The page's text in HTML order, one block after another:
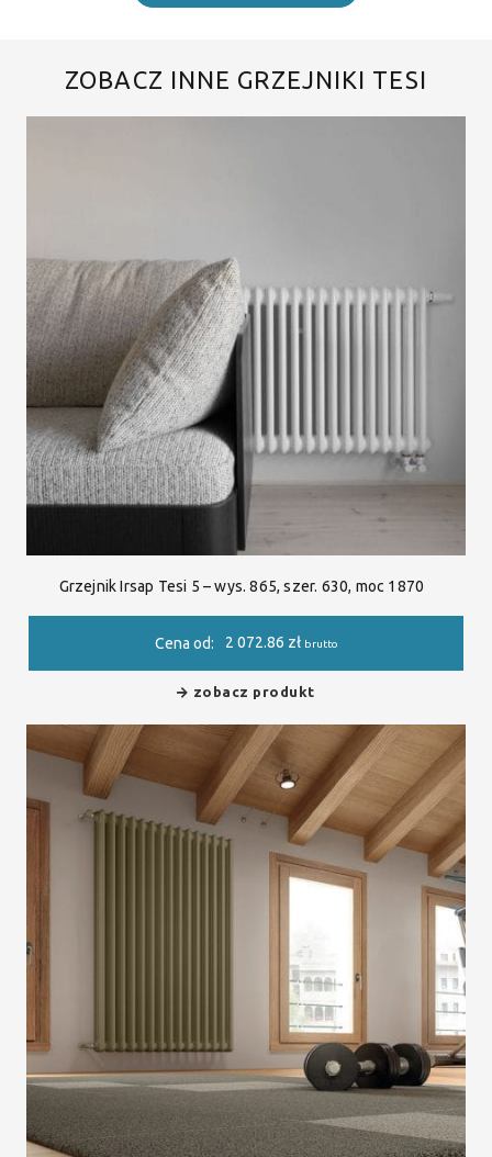
ZOBACZ INNE GRZEJNIKI TESI
Grzejnik Irsap Tesi 5 – wys. 865, szer. 630, moc 1870
Cena od: 2 072.86 zł brutto
zobacz produkt